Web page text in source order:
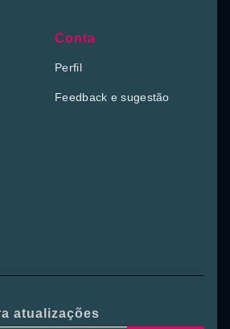
Conta
Perfil
Feedback e sugestão
atualizações